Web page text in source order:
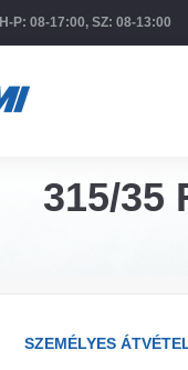
H-P: 08-17:00, SZ: 08-13:00
315/35
SZEMÉLYES